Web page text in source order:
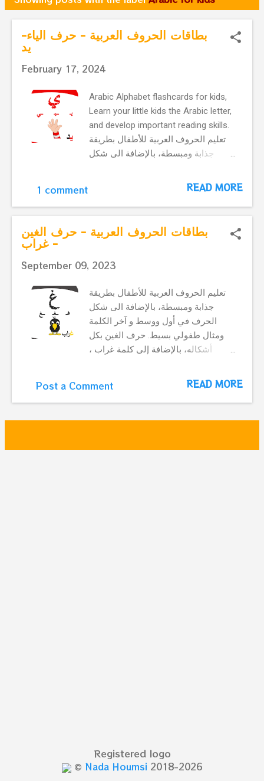
o
بطاقات الحروف العربية - حرف الياء-
يد
February 17, 2024
Arabic Alphabet flashcards for kids,
Learn your little kids the Arabic letter,
and develop important reading skills.
تعليم الحروف العربية للأطفال بطريقة
جذابة ومبسطة، بالإضافة الى شكل
ومثال طفولي بسيط. بطاقات الحروف
1 comment READ MORE
بطاقات الحروف العربية - حرف الغين
- غراب
September 09, 2023
تعليم الحروف العربية للأطفال بطريقة
جذابة ومبسطة، بالإضافة الى شكل
الحرف في أول ووسط و آخر الكلمة
ومثال طفولي بسيط. حرف الغين بكل
أشكاله، بالإضافة إلى كلمة غراب ،
العربية - حرف الغين - غراب الحرف
التالي
Post a Comment READ MORE
Registered logo
© Nada Houmsi 2018-2026